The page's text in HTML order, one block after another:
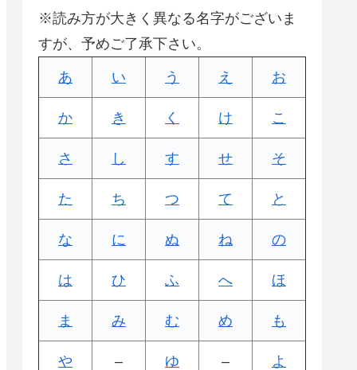
※読み方が大きく異なる名字がございま
すが、予めご了承下さい。
あ い う え お
か き く け こ
さ し す せ そ
た ち つ て と
な に ぬ ね の
は ひ ふ へ ほ
ま み む め も
や – ゆ – よ